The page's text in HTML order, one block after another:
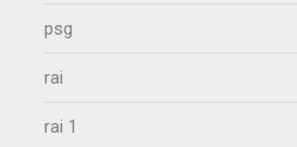
psg
rai
rai 1